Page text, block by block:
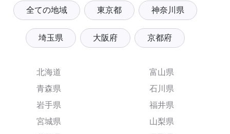
全ての地域 東京都 神奈川県
埼玉県 大阪府 京都府
北海道
青森県
岩手県
宮城県
富山県
石川県
福井県
山梨県